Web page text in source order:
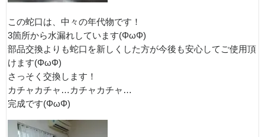
この蛇口は、中々の年代物です！
3箇所から水漏れしています(ΦωΦ)
部品交換よりも蛇口を新しくした方が今後も安心してご使用頂
けます(ΦωΦ)
さっそく交換します！
カチャカチャ…カチャカチャ…
完成です(ΦωΦ)